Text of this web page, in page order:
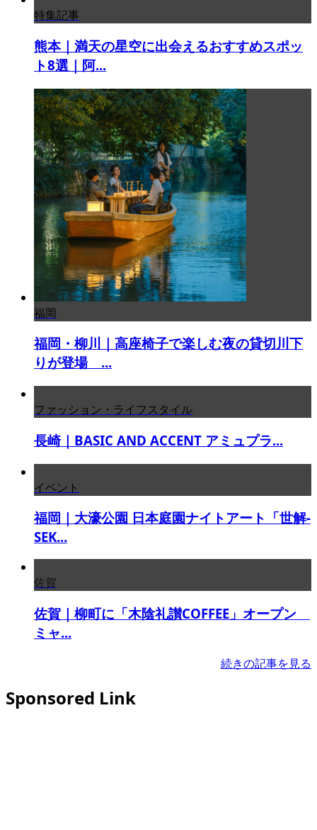
特集記事
熊本｜満天の星空に出会えるおすすめスポッ
ト8選｜阿...
福岡
福岡・柳川｜高座椅子で楽しむ夜の貸切川下
りが登場 ...
ファッション・ライフスタイル
長崎｜BASIC AND ACCENT アミュプラ...
イベント
福岡｜大濠公園 日本庭園ナイトアート「世解-
SEK...
佐賀
佐賀｜柳町に「木陰礼讃COFFEE」オープン
ミャ...
続きの記事を見る
Sponsored Link